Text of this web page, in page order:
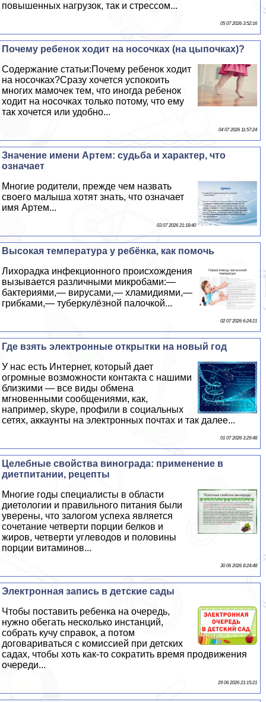
повышенных нагрузок, так и стрессом...
05 07 2026 3:52:16
Почему ребенок ходит на носочках (на цыпочках)?
Содержание статьи:Почему ребенок ходит
на носочках?Сразу хочется успокоить
многих мамочек тем, что иногда ребенок
ходит на носочках только потому, что ему
так хочется или удобно...
04 07 2026 11:57:24
Значение имени Артем: судьба и хаpaктер, что
означает
Многие родители, прежде чем назвать
своего малыша хотят знать, что означает
имя Артем...
03 07 2026 21:18:40
Высокая температура у ребёнка, как помочь
Лихорадка инфекционного происхождения
вызывается различными микробами:—
бактериями,— вирусами,— xлaмидиями,—
грибками,— туберкулёзной палочкой...
02 07 2026 6:24:21
Где взять электронные открытки на новый год
У нас есть Интернет, который дает
огромные возможности контакта с нашими
близкими — все виды обмена
мгновенными сообщениями, как,
например, skype, профили в социальных
сетях, аккаунты на электронных почтах и так далее...
01 07 2026 3:29:48
Целебные свойства винограда: применение в
диетпитании, рецепты
Многие годы специалисты в области
диетологии и правильного питания были
уверены, что залогом успеха является
сочетание четверти порции белков и
жиров, четверти углеводов и половины
порции витаминов...
30 06 2026 8:24:48
Электронная запись в детские сады
Чтобы поставить ребенка на очередь,
нужно обегать несколько инстанций,
собрать кучу справок, а потом
договариваться с комиссией при детских
садах, чтобы хоть как-то сократить время продвижения
очереди...
29 06 2026 21:15:21